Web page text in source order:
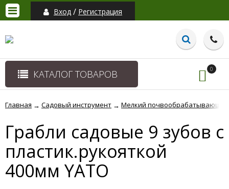
Вход / Регистрация
КАТАЛОГ ТОВАРОВ 0
Главная → Садовый инструмент → Мелкий почвообрабатывающий
Грабли садовые 9 зубов с
пластик.рукояткой
400мм YATO